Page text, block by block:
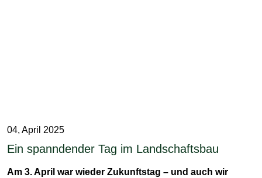
04, April 2025
Ein spanndender Tag im Landschaftsbau
Am 3. April war wieder Zukunftstag – und auch wir